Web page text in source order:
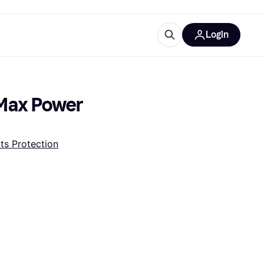
Login
Power
Protection